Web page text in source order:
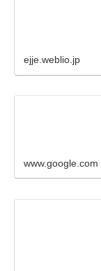
ejje.weblio.jp
www.google.com